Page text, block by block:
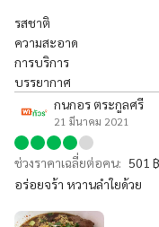
รสชาติ
ความสะอาด
การบริการ
บรรยากาศ
กนกอร​ ตระกูลศรี
21 มีนาคม 2021
ช่วงราคาเฉลี่ยต่อคน: 501
อร่อยจร้า​ หวานลำใยด้วย